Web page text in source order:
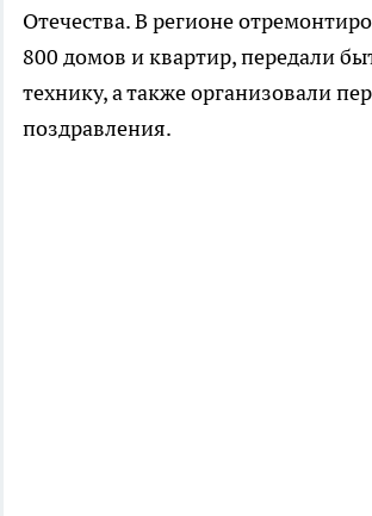
Отечества. В регионе
800 домов и квартир, передали
технику, а также организовали
поздравления.